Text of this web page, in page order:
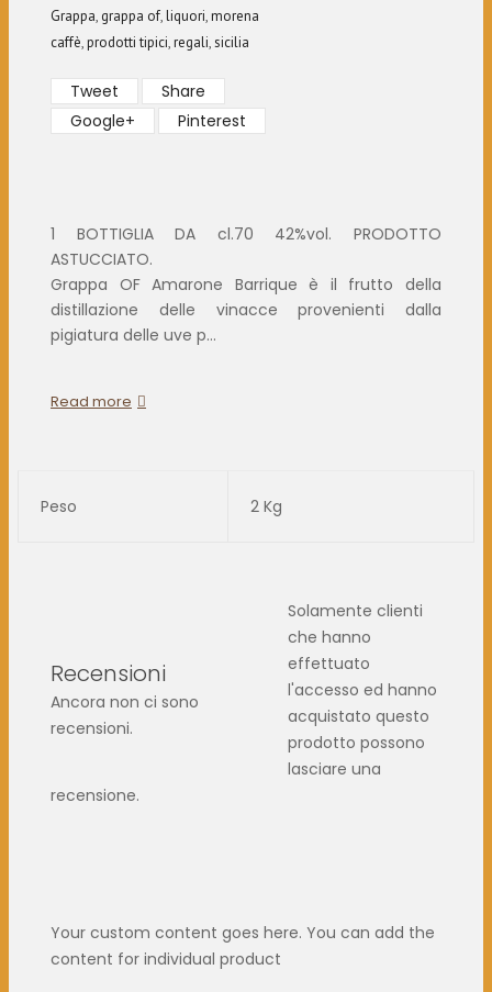
Grappa, grappa of,liquori,morena
caffè,prodotti tipici,regali,sicilia
Tweet
Share
Google+
Pinterest
1 BOTTIGLIA DA cl.70 42%vol. PRODOTTO
ASTUCCIATO.
Grappa OF Amarone Barrique è il frutto della
distillazione delle vinacce provenienti dalla
pigiatura delle uve p...
Read more
Peso 2 Kg
Recensioni
Ancora non ci sono
recensioni.
Solamente clienti
che hanno
effettuato
l'accesso ed hanno
acquistato questo
prodotto possono
lasciare una
recensione.
Your custom content goes here. You can add the
content for individual product